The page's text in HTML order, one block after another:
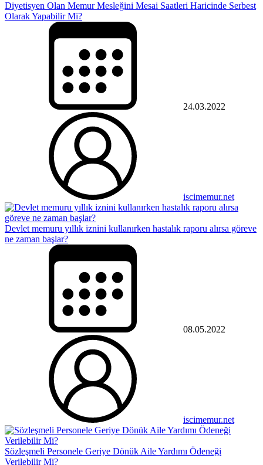
Diyetisyen Olan Memur Mesleğini Mesai Saatleri Haricinde Serbest
Olarak Yapabilir Mi?
24.03.2022
iscimemur.net
Devlet memuru yıllık iznini kullanırken hastalık raporu alırsa göreve
ne zaman başlar?
08.05.2022
iscimemur.net
Sözleşmeli Personele Geriye Dönük Aile Yardımı Ödeneği
Verilebilir Mi?